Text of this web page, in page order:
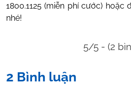
1800.1125 (miễn phí cước) hoặc
nhé!
5/5 - (2
2 Bình luận